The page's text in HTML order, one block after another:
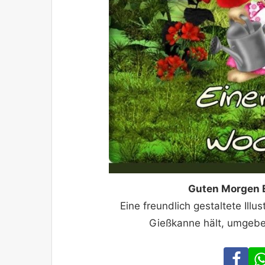
Guten Morgen
Eine freundlich gestaltete
Gießkanne hält,